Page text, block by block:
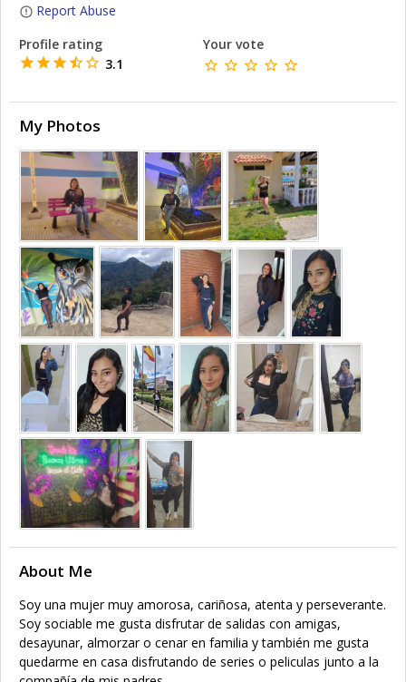
Report Abuse
Profile rating
3.1
Your vote
My Photos
About Me
Soy una mujer muy amorosa, cariñosa, atenta y perseverante.
Soy sociable me gusta disfrutar de salidas con amigas,
desayunar, almorzar o cenar en familia y también me gusta
quedarme en casa disfrutando de series o peliculas junto a la